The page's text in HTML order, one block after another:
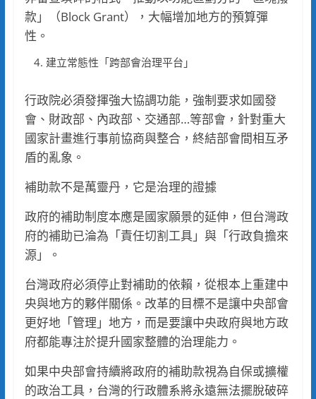
款」（Block Grant），大幅增加地方的預算彈
性。
建立常態性「跨部會治理平台」
行政院必須發揮強大協調功能，強制要求如國發
會、財政部、內政部、交通部…等部會，針對重大
國家計畫進行事前協商與整合，終結部會間相互矛
盾的亂象。
補助款不是萬靈丹，它是治理的證據
政府的補助制度本應是國家願景的延伸，但台灣政
府的補助已淪為「責任切割工具」與「行政負擔來
源」。
台灣政府必須停止對補助的依賴，從根本上重建中
央與地方的夥伴關係。改革的目標不是讓中央部會
更好地「管理」地方，而是要讓中央政府與地方政
府都能專注於提升國家整體的治理能力。
如果中央部會持續將政府的補助款視為自保或擴權
的政治工具，台灣的行政體系將永遠無法擺脫破碎